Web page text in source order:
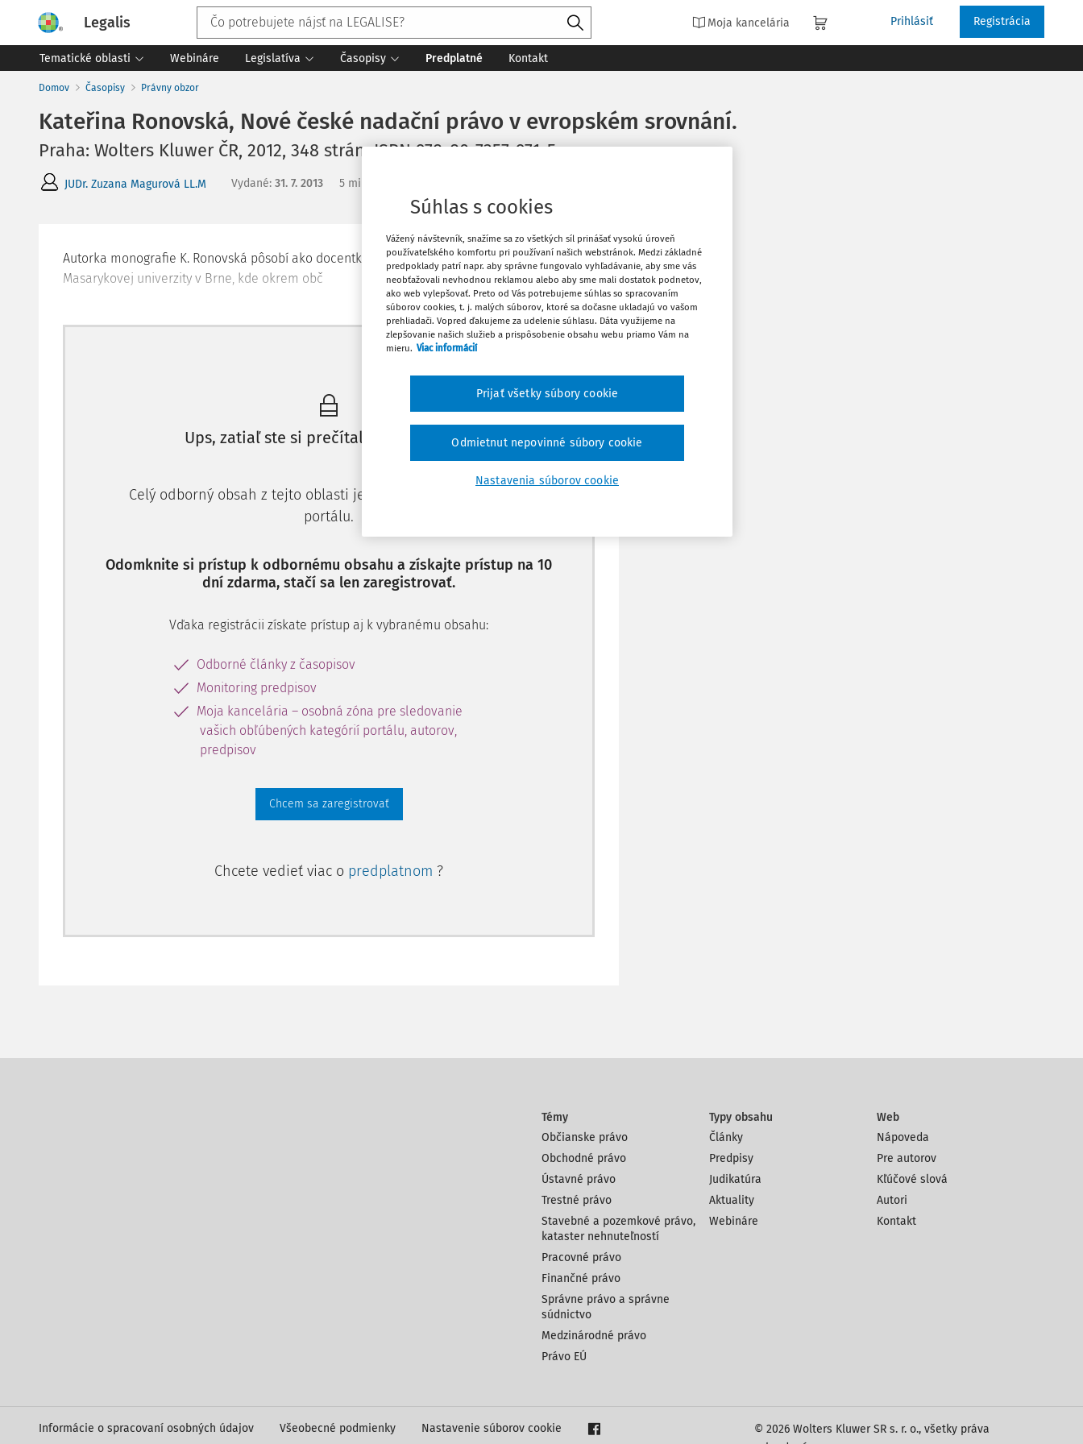
Legalis Moja kancelária Prihlásiť Registrácia
Tematické oblasti Webináre Legislatíva Časopisy Predplatné Kontakt
Domov Časopisy Právny obzor
Kateřina Ronovská, Nové české nadační právo v evropském srovnání.
Praha: Wolters Kluwer ČR, 2012, 348 strán, ISBN 978-80-7357-971-5
JUDr. Zuzana Magurová LL.M Vydané: 31. 7. 2013 5 minút čítania
Autorka monografie K. Ronovská pôsobí ako docentka na katedre občianskeho práva
Masarykovej univerzity v Brne, kde okrem obč
Máte predplatné? Prihláste sa
Ups, zatiaľ ste si prečítali len začiatok...
Celý odborný obsah z tejto oblasti je dostupný predplatiteľom
portálu.
Odomknite si prístup k odbornému obsahu a získajte prístup na 10
dní zdarma, stačí sa len zaregistrovať.
Vďaka registrácii získate prístup aj k vybranému obsahu:
Odborné články z časopisov
Monitoring predpisov
Moja kancelária – osobná zóna pre sledovanie
vašich obľúbených kategórií portálu, autorov,
predpisov
Chcem sa zaregistrovať
Chcete vedieť viac o predplatnom ?
Vytlačiť
Obľúbené
Témy
Občianske právo
Obchodné právo
Ústavné právo
Trestné právo
Stavebné a pozemkové právo,
kataster nehnuteľností
Pracovné právo
Finančné právo
Správne právo a správne
súdnictvo
Medzinárodné právo
Právo EÚ
Typy obsahu
Články
Predpisy
Judikatúra
Aktuality
Webináre
Web
Nápoveda
Pre autorov
Kľúčové slová
Autori
Kontakt
© 2026 Wolters Kluwer SR s. r. o., všetky práva
Informácie o spracovaní osobných údajov Všeobecné podmienky Nastavenie súborov cookie
Súhlas s cookies
Vážený návštevník, snažíme sa zo všetkých síl prinášať vysokú úroveň
používateľského komfortu pri používaní našich webstránok. Medzi základné
predpoklady patrí napr. aby správne fungovalo vyhľadávanie, aby sme vás
neobťažovali nevhodnou reklamou alebo aby sme mali dostatok podnetov,
ako web vylepšovať. Preto od Vás potrebujeme súhlas so spracovaním
súborov cookies, t. j. malých súborov, ktoré sa dočasne ukladajú vo vašom
prehliadači. Vopred ďakujeme za udelenie súhlasu. Dáta využijeme na
zlepšovanie našich služieb a prispôsobenie obsahu webu priamo Vám na
mieru. Viac informácií
Nastavenia súborov cookie
Odmietnut nepovinné súbory cookie
Prijať všetky súbory cookie